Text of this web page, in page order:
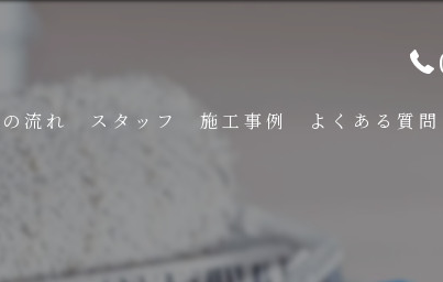
流れ スタッフ 施工事例 よくある質問